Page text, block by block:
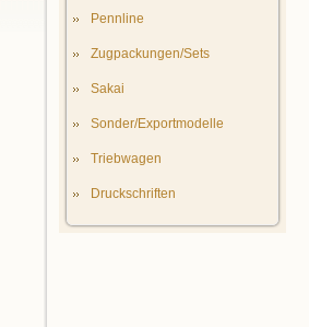
Pennline
Zugpackungen/Sets
Sakai
Sonder/Exportmodelle
Triebwagen
Druckschriften